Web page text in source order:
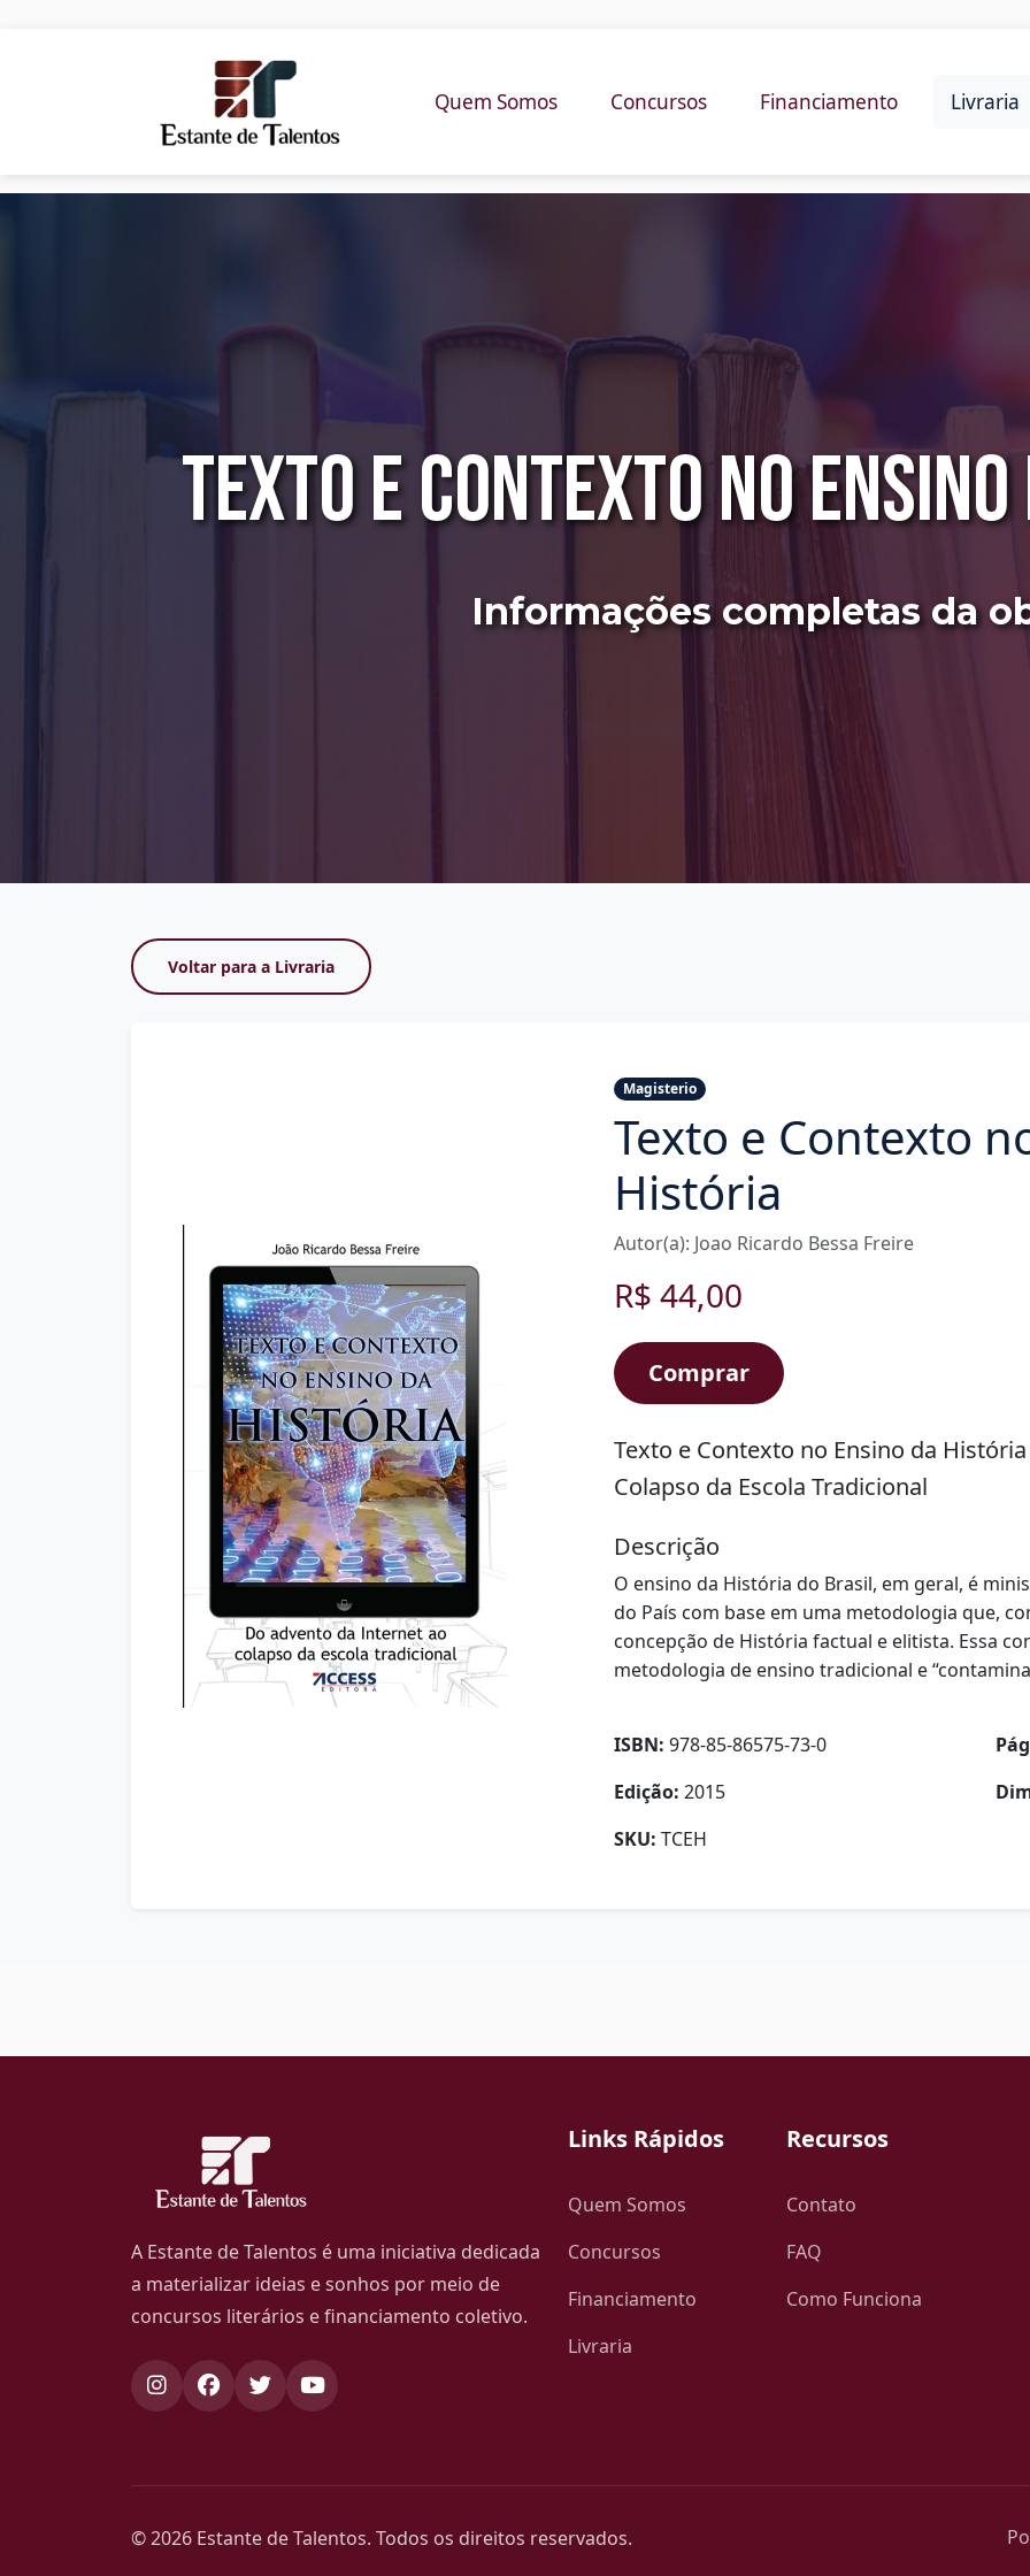
Quem Somos Concursos Financiamento Livraria
Texto e Contexto no
Informações completas da
Voltar para a Livraria
Magisterio
Texto e Contexto
História
Autor(a): Joao Ricardo Bessa Freire
R$ 44,00
Comprar
Texto e Contexto no Ensino da
Colapso da Escola Tradicional
Descrição
O ensino da História do Brasil, em geral, é
do País com base em uma metodologia que,
concepção de História factual e elitista. Essa
metodologia de ensino tradicional e
ISBN: 978-85-86575-73-0
Edição: 2015
SKU: TCEH
A Estante de Talentos é uma iniciativa dedicada
a materializar ideias e sonhos por meio de
concursos literários e financiamento coletivo.
Links Rápidos
Quem Somos
Concursos
Financiamento
Livraria
Recursos
Contato
FAQ
Como Funciona
© 2026 Estante de Talentos. Todos os direitos reservados.